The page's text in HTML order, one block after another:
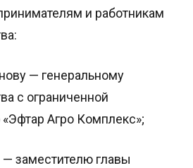
и работникам
— генеральному
с ограниченной
Агро Комплекс»;
— заместителю главы